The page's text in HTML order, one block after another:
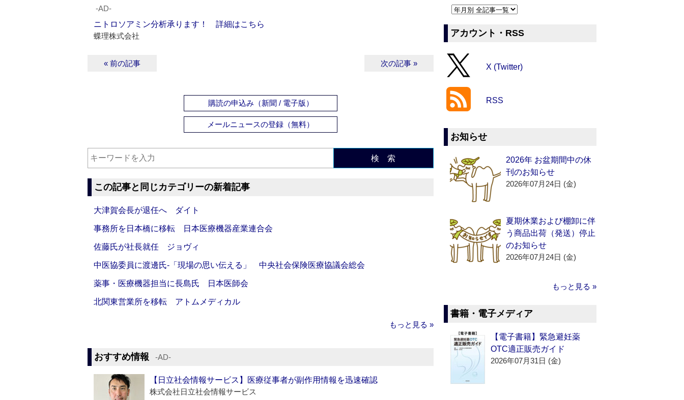
‐AD‐
ニトロソアミン分析承ります！ 詳細はこちら
蝶理株式会社
« 前の記事 次の記事 »
購読の申込み（新聞 / 電子版）
メールニュースの登録（無料）
検 索
この記事と同じカテゴリーの新着記事
大津賀会長が退任へ ダイト
事務所を日本橋に移転 日本医療機器産業連合会
佐藤氏が社長就任 ジョヴィ
中医協委員に渡邊氏‐「現場の思い伝える」 中央社会保険医療協議会総会
薬事・医療機器担当に長島氏 日本医師会
北関東営業所を移転 アトムメディカル
もっと見る »
おすすめ情報 ‐AD‐
【日立社会情報サービス】医療従事者が副作用情報を迅速確認
株式会社日立社会情報サービス
アカウント・RSS
X (Twitter)
RSS
お知らせ
2026年 お盆期間中の休
刊のお知らせ
2026年07月24日 (金)
夏期休業および棚卸に伴
う商品出荷（発送）停止
のお知らせ
2026年07月24日 (金)
もっと見る »
書籍・電子メディア
【電子書籍】緊急避妊薬
OTC適正販売ガイド
2026年07月31日 (金)